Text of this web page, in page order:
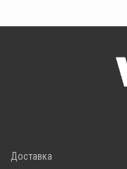
Доставка